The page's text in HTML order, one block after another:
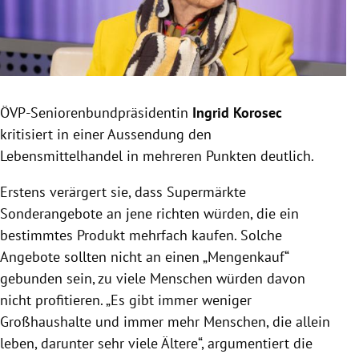
Untermenü
ÖVP-Seniorenbundpräsidentin Ingrid Korosec
kritisiert in einer Aussendung den
Lebensmittelhandel in mehreren Punkten deutlich.
Erstens verärgert sie, dass Supermärkte
Sonderangebote an jene richten würden, die ein
bestimmtes Produkt mehrfach kaufen. Solche
Angebote sollten nicht an einen „Mengenkauf“
gebunden sein, zu viele Menschen würden davon
nicht profitieren. „Es gibt immer weniger
Großhaushalte und immer mehr Menschen, die allein
leben, darunter sehr viele Ältere“, argumentiert die